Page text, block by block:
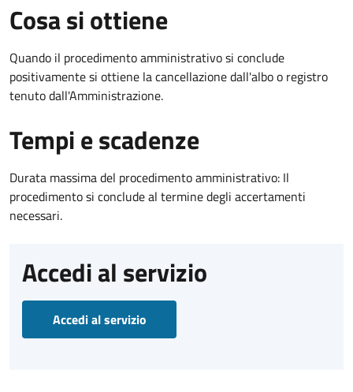
Cosa si ottiene
Quando il procedimento amministrativo si conclude
positivamente si ottiene la cancellazione dall'albo o registro
tenuto dall'Amministrazione.
Tempi e scadenze
Durata massima del procedimento amministrativo: Il
procedimento si conclude al termine degli accertamenti
necessari.
Accedi al servizio
Accedi al servizio